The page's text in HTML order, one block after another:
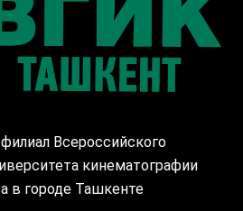
Всероссийского
кинематографии
в городе Ташкенте